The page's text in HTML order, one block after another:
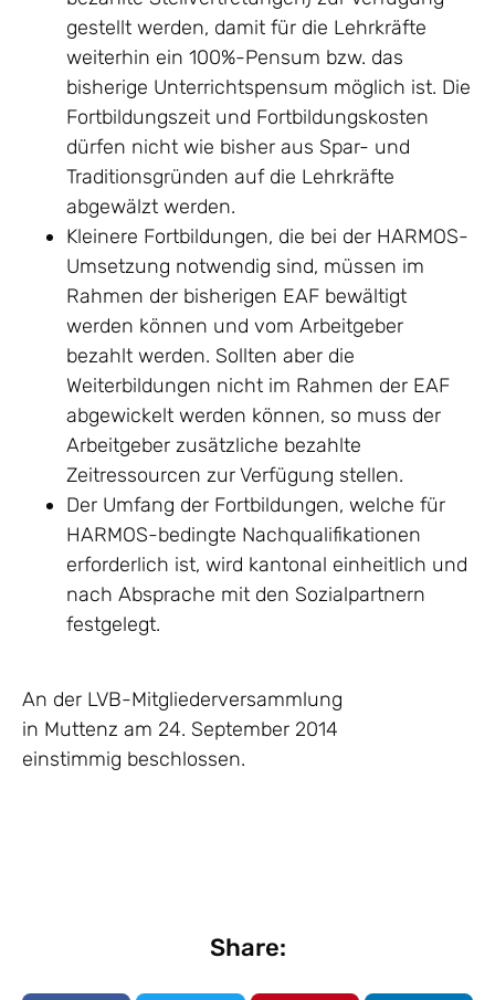
gestellt werden, damit für die Lehrkräfte
weiterhin ein 100%-Pensum bzw. das
bisherige Unterrichtspensum möglich ist. Die
Fortbildungszeit und Fortbildungskosten
dürfen nicht wie bisher aus Spar- und
Traditionsgründen auf die Lehrkräfte
abgewälzt werden.
Kleinere Fortbildungen, die bei der HARMOS-
Umsetzung notwendig sind, müssen im
Rahmen der bisherigen EAF bewältigt
werden können und vom Arbeitgeber
bezahlt werden. Sollten aber die
Weiterbildungen nicht im Rahmen der EAF
abgewickelt werden können, so muss der
Arbeitgeber zusätzliche bezahlte
Zeitressourcen zur Verfügung stellen.
Der Umfang der Fortbildungen, welche für
HARMOS-bedingte Nachqualifikationen
erforderlich ist, wird kantonal einheitlich und
nach Absprache mit den Sozialpartnern
festgelegt.
An der LVB-Mitgliederversammlung
in Muttenz am 24. September 2014
einstimmig beschlossen.
Share: